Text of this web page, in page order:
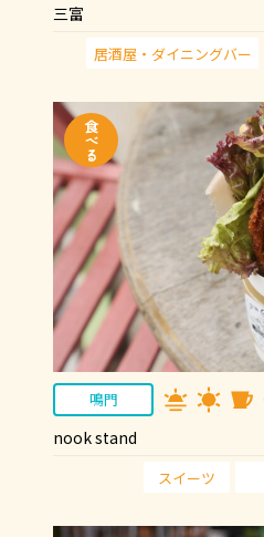
三富
居酒屋・ダイニングバー
鳴門
nook stand
スイーツ